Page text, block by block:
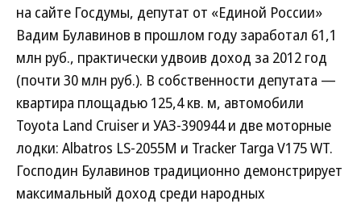
на сайте Госдумы, депутат от «Единой России»
Вадим Булавинов в прошлом году заработал 61,1
млн руб., практически удвоив доход за 2012 год
(почти 30 млн руб.). В собственности депутата —
квартира площадью 125,4 кв. м, автомобили
Toyota Land Cruiser и УАЗ-390944 и две моторные
лодки: Albatros LS-2055M и Tracker Targa V175 WT.
Господин Булавинов традиционно демонстрирует
максимальный доход среди народных